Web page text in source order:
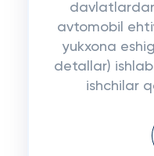
avtomobil
yukxona
detallar)
ishchilar